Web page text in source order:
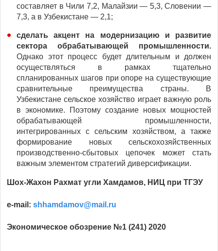
составляет в Чили 7,2, Малайзии — 5,3, Словении —
7,3, а в Узбекистане — 2,1;
сделать акцент на модернизацию и развитие
сектора обрабатывающей промышленности.
Однако этот процесс будет длительным и должен
осуществляться в рамках тщательно
спланированных шагов при опоре на существующие
сравнительные преимущества страны. В
Узбекистане сельское хозяйство играет важную роль
в экономике. Поэтому создание новых мощностей
обрабатывающей промышленности,
интегрированных с сельским хозяйством, а также
формирование новых сельскохозяйственных
производственно-сбытовых цепочек может стать
важным элементом стратегий диверсификации.
Шох-Жахон Рахмат угли Хамдамов, НИЦ при ТГЭУ
e-mail: shhamdamov@mail.ru
Экономическое обозрение №1 (241) 2020